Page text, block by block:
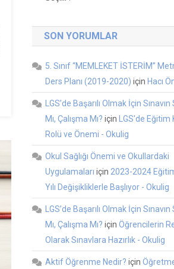
SON YORUMLAR
5. Sınıf “MEMLEKET İSTERİM”
Ders Planı (2019-2020) için Hacı
LGS’de Başarılı Olmak İçin Sınavın
Mı, Çalışma Mı? için
LGS'de
Rolü ve Önemi - Okulig
Okul Sağlığı Önemi ve Okullardaki
Uygulamaları için 2023-2024
Yılı Değişikliklerle Başlıyor - Okulig
LGS’de Başarılı Olmak İçin Sınavın
Mı, Çalışma Mı? içinÖğrencilerin
Olarak Sınavlara Hazırlık - Okulig
Aktif Öğrenme Nedir? için